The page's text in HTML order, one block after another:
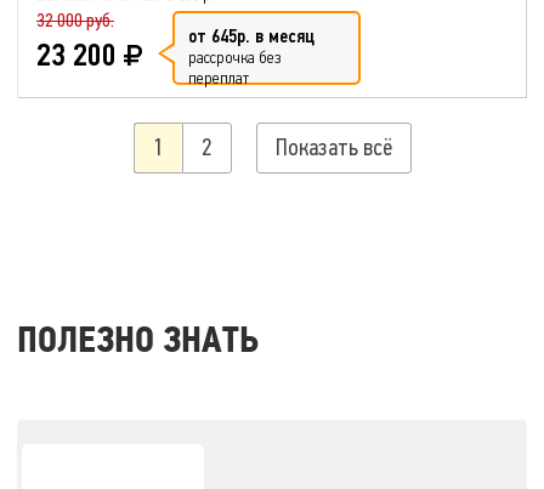
32 000 руб.
23 200 от 645р. в месяц
рассрочка без
переплат
1 2 Показать всё
ПОЛЕЗНО ЗНАТЬ